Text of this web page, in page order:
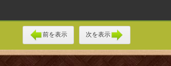
前を表示 次を表示